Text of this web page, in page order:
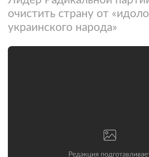
очистить страну от
украинского народа»